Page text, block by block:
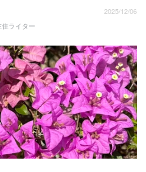
ライター
2025/12/06